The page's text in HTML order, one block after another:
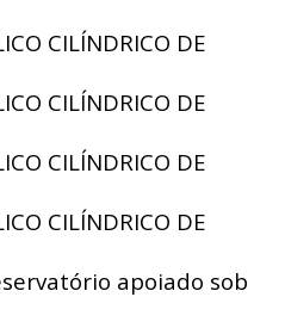
CILÍNDRICO DE
CILÍNDRICO DE
CILÍNDRICO DE
CILÍNDRICO DE
apoiado sob